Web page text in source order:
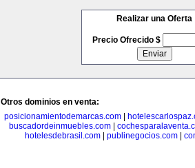
Realizar una Oferta
Precio Ofrecido $
Otros dominios en venta:
posicionamientodemarcas.com|
buscadordeinmuebles.com
hotelesdebrasil.com
publinegocios.com